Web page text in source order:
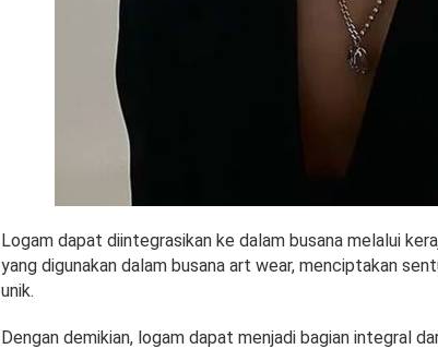
Logam dapat diintegrasikan ke dalam busana melalui
yang digunakan dalam busana art wear, menciptakan
unik.
Dengan demikian, logam dapat menjadi bagian integral